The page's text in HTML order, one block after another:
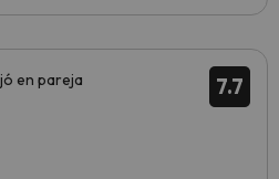
7.7
en pareja